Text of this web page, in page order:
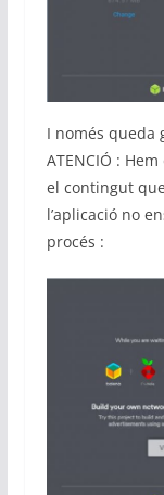
I només queda
ATENCIÓ :
el contingut
l’aplicació no
procés :